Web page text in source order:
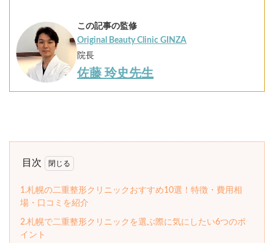
この記事の監修
Original Beauty Clinic GINZA
院長
佐藤 玲史先生
目次
1.札幌の二重整形クリニックおすすめ10選！特徴・費用相
場・口コミを紹介
2.札幌で二重整形クリニックを選ぶ際に気にしたい6つのポ
イント